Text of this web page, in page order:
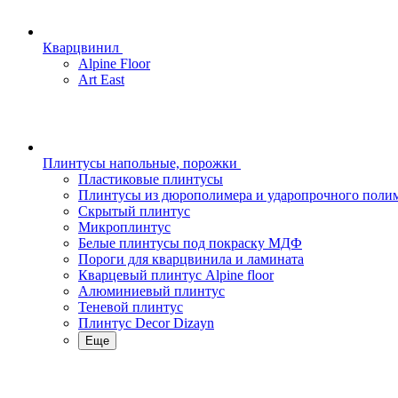
Кварцвинил
Alpine Floor
Art East
Плинтусы напольные, порожки
Пластиковые плинтусы
Плинтусы из дюрополимера и ударопрочного
Скрытый плинтус
Микроплинтус
Белые плинтусы под покраску МДФ
Пороги для кварцвинила и ламината
Кварцевый плинтус Alpine floor
Алюминиевый плинтус
Теневой плинтус
Плинтус Decor Dizayn
Еще